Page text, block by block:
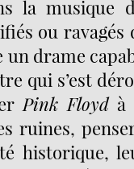
la musique
ou
un drame
qui s’est
Pink Floydà
ruines,
historique,